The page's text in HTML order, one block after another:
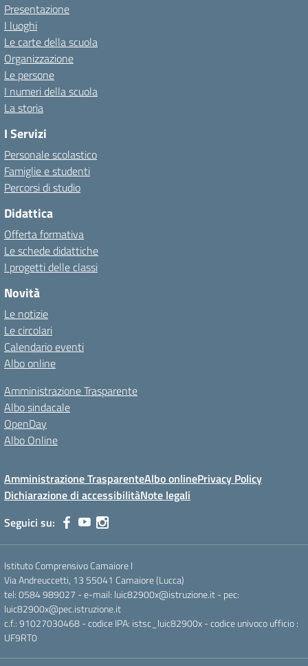
Presentazione
I luoghi
Le carte della scuola
Organizzazione
Le persone
I numeri della scuola
La storia
I Servizi
Personale scolastico
Famiglie e studenti
Percorsi di studio
Didattica
Offerta formativa
Le schede didattiche
I progetti delle classi
Novità
Le notizie
Le circolari
Calendario eventi
Albo online
Amministrazione Trasparente
Albo sindacale
OpenDay
Albo Online
Amministrazione TrasparenteAlbo onlinePrivacy Policy
Dichiarazione di accessibilitàNote legali
Seguici su:
Istituto Comprensivo Camaiore I
Via Andreuccetti, 13 55041 Camaiore (Lucca)
tel: 0584 989027 - e-mail: luic82900x@istruzione.it - pec:
luic82900x@pec.istruzione.it
c.f.: 91027030468 - codice IPA: istsc_luic82900x - codice univoco ufficio :
UF9RT0